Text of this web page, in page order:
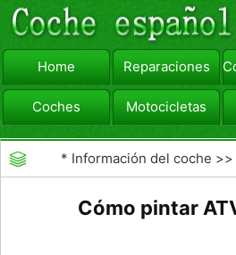
Home Reparaciones
Coches Motocicletas
viajar Camiones
* Información del coche
Cómo pintar